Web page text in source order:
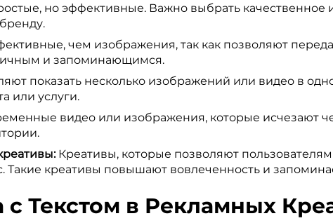
но эффективные. Важно выбрать качественное
чем изображения, так как позволяют
и запоминающимся.
показать несколько изображений или видео в
или услуги.
видео или изображения, которые исчезают
Креативы, которые позволяют
Такие креативы повышают вовлеченность и
с Текстом в Рекламных